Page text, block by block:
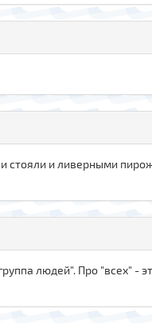
стояли и ливерными
людей". Про "всех" -